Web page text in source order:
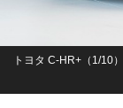
トヨタ C-HR+（1/10）